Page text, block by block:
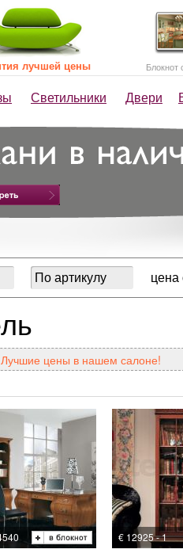
Светильники Двери
лучшей цены Блокнот
цена
цены в нашем салоне!
€ 12925 - 1